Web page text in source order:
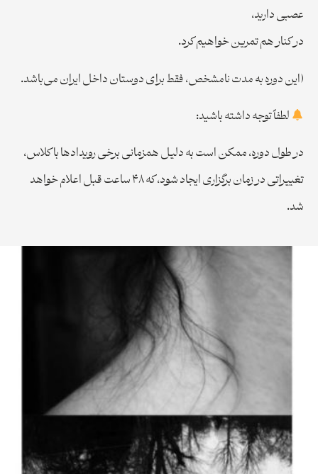
عصبی دارید،
در کنار هم تمرین خواهیم کرد.
(این دوره به مدت نامشخص، فقط برای دوستان داخل ایران می‌باشد.
لطفاً توجه داشته باشید:
در طول دوره، ممکن است به دلیل همزمانی برخی رویدادها با کلاس،
تغییراتی در زمان برگزاری ایجاد شود، که ۴۸ ساعت قبل اعلام خواهد
شد.